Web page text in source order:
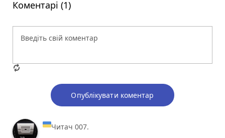
Коментарі (1)
Опублікувати коментар
Читач 007.